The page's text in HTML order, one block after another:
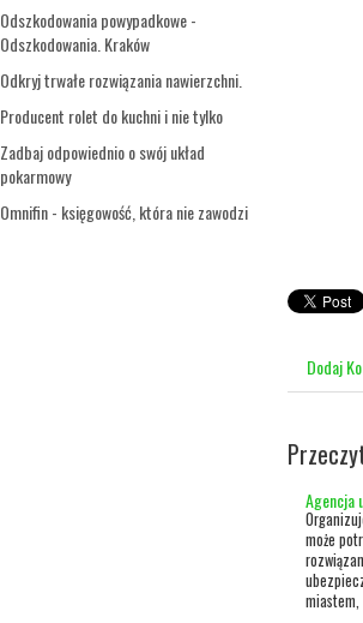
Odszkodowania powypadkowe -
Odszkodowania. Kraków
Odkryj trwałe rozwiązania nawierzchni.
Producent rolet do kuchni i nie tylko
Zadbaj odpowiednio o swój układ
pokarmowy
Omnifin - księgowość, która nie zawodzi
Dodaj
Agencja
może